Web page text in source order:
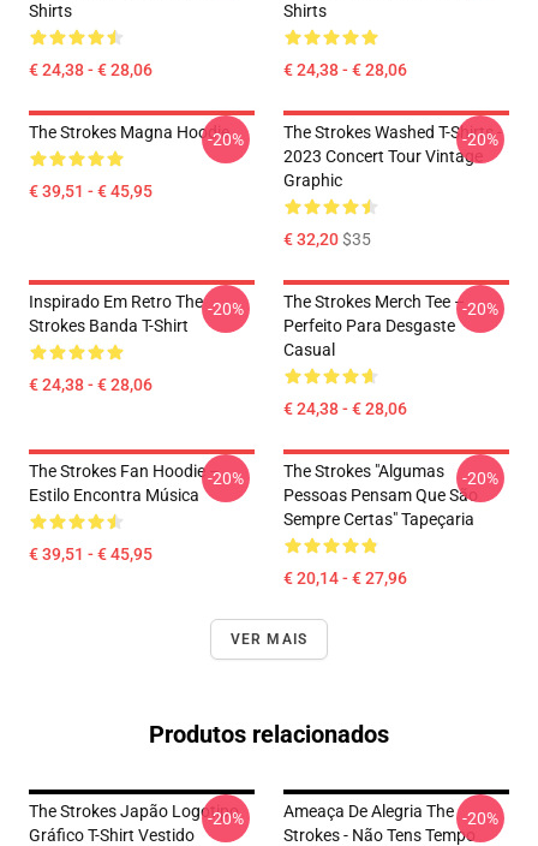
Shirts
€ 24,38 - € 28,06
Shirts
€ 24,38 - € 28,06
The Strokes Magna Hoodie
€ 39,51 - € 45,95
-20%
The Strokes Washed T-Shirts -
2023 Concert Tour Vintage
Graphic
€ 32,20$35
-20%
Inspirado Em Retro The
Strokes Banda T-Shirt
€ 24,38 - € 28,06
-20%
The Strokes Merch Tee –
Perfeito Para Desgaste
Casual
€ 24,38 - € 28,06
-20%
The Strokes Fan Hoodie –
Estilo Encontra Música
€ 39,51 - € 45,95
-20%
The Strokes "Algumas
Pessoas Pensam Que São
Sempre Certas" Tapeçaria
€ 20,14 - € 27,96
-20%
VER MAIS
Produtos relacionados
The Strokes Japão Logotipo
Gráfico T-Shirt Vestido
-20%
Ameaça De Alegria The
Strokes - Não Tens Tempo
-20%